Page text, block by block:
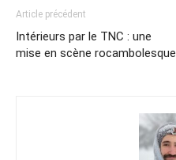
Article précédent
Intérieurs par le TNC : une
mise en scène rocambolesque